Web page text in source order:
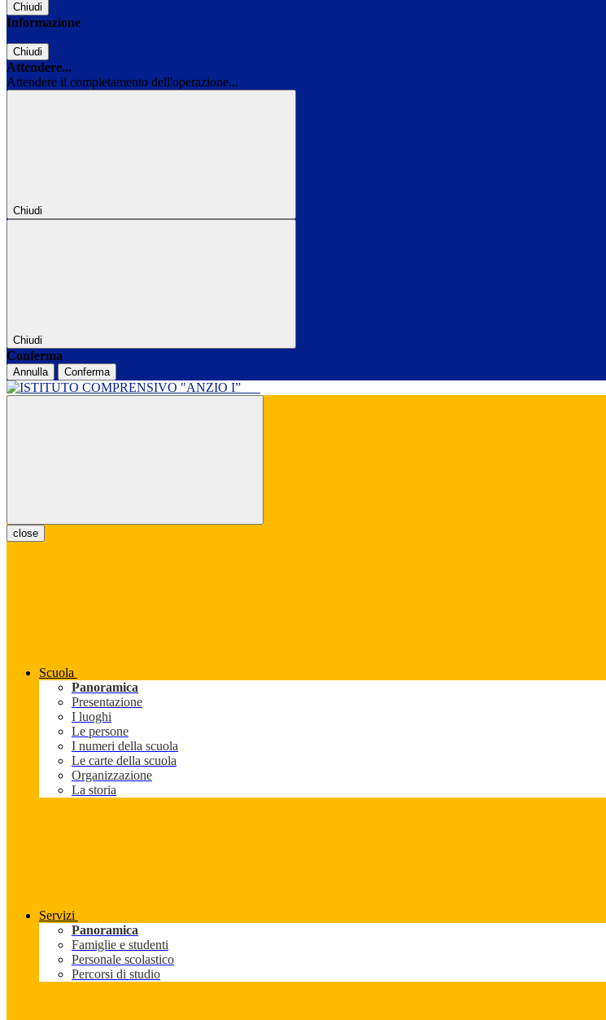
Chiudi
Informazione
Chiudi
Attendere...
Attendere il completamento dell'operazione...
Chiudi
Chiudi
Conferma
Annulla Conferma
close
Scuola
Panoramica
Presentazione
I luoghi
Le persone
I numeri della scuola
Le carte della scuola
Organizzazione
La storia
Servizi
Panoramica
Famiglie e studenti
Personale scolastico
Percorsi di studio